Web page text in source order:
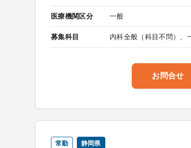
医療機関区分 一般
募集科目 内科全般（科目不問）、
お問合せ
常勤 静岡県